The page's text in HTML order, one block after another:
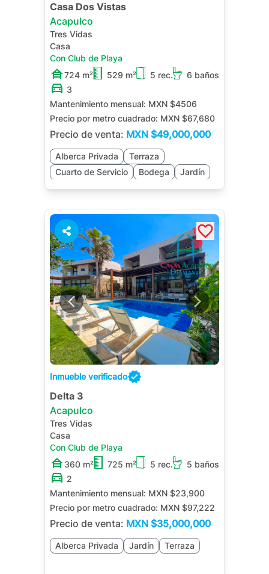
Casa Dos Vistas
Acapulco
Tres Vidas
Casa
Con Club de Playa
724 m²
529 m² 5 rec.
6 baños
3
Mantenimiento mensual: MXN $4506
Precio por metro cuadrado: MXN $67,680
Precio de venta: MXN $49,000,000
Alberca Privada
Terraza
Cuarto de Servicio
Bodega
Jardín
Sala de TV
Salón de Juegos
7 1
Inmueble verificado
Delta 3
Acapulco
Tres Vidas
Casa
Con Club de Playa
360 m²
725 m² 5 rec.
5 baños
2
Mantenimiento mensual: MXN $23,900
Precio por metro cuadrado: MXN $97,222
Precio de venta: MXN $35,000,000
Alberca Privada Jardín Terraza